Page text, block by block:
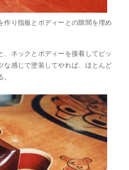
作り指板とボディーとの隙間を埋め
、ネックとボディーを接着してピッ
な感じで塗装してやれば、ほとんど